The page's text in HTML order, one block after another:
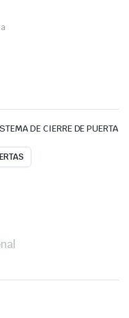
DE CIERRE DE PUERTA